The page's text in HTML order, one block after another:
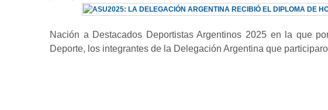
Nación a Destacados Deportistas Argentinos 2025 en la que
Deporte, los integrantes de la Delegación Argentina que